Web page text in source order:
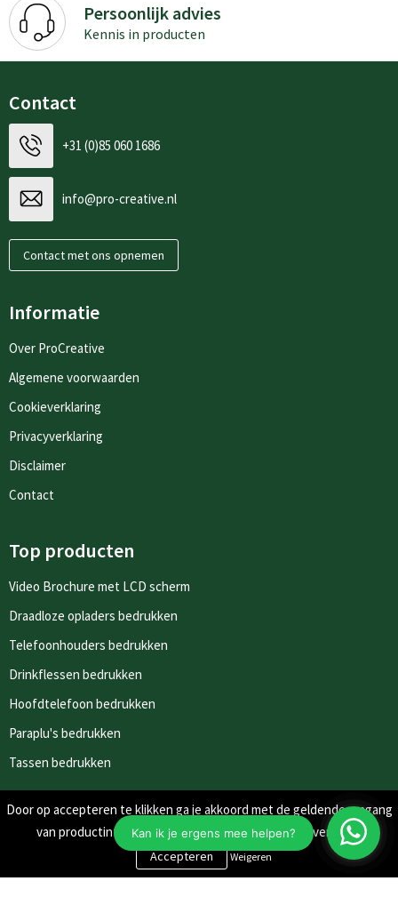
Persoonlijk advies
Kennis in producten
Contact
+31 (0)85 060 1686
info@pro-creative.nl
Contact met ons opnemen
Informatie
Over ProCreative
Algemene voorwaarden
Cookieverklaring
Privacyverklaring
Disclaimer
Contact
Top producten
Video Brochure met LCD scherm
Draadloze opladers bedrukken
Telefoonhouders bedrukken
Drinkflessen bedrukken
Hoofdtelefoon bedrukken
Paraplu's bedrukken
Tassen bedrukken
Nieuwsbrieven
Schrijf je in voor onze nieuwsbrief en mis nooit meer één van
onze leuke aanbiedingen of updates.
Door op accepteren te klikken ga je akkoord met de geldende omgang
van productinformatie zoals op de website wordt vermeld.
Weigeren